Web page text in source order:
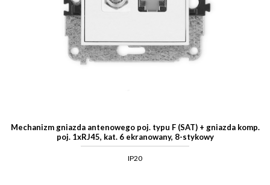
Mechanizm gniazda antenowego poj. typu F (SAT) + gniazda komp.
poj. 1xRJ45, kat. 6 ekranowany, 8-stykowy
IP20